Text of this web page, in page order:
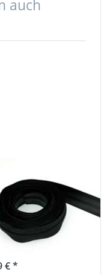
auch
Schiene,
schwarz
€ *